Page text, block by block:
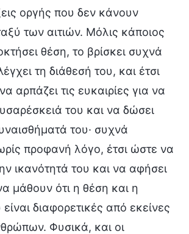
οργής που δεν κάνουν
των αιτιών. Μόλις κάποιος
θέση, το βρίσκει συχνά
τη διάθεσή του, και έτσι
αρπάζει τις ευκαιρίες για να
του και να δώσει
του· συχνά
προφανή λόγο, έτσι ώστε να
ικανότητά του και να αφήσει
μάθουν ότι η θέση και η
διαφορετικές από εκείνες
Φυσικά, και οι